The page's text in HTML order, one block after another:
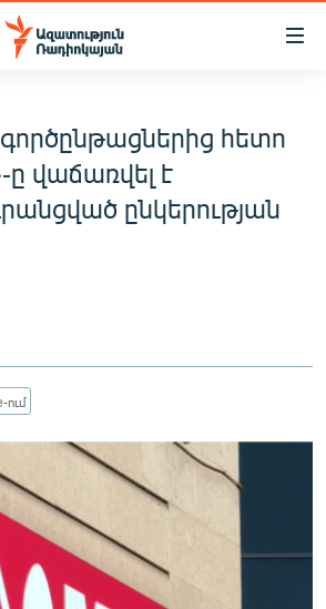
հետո
վաճառվել է
ընկերության
ում